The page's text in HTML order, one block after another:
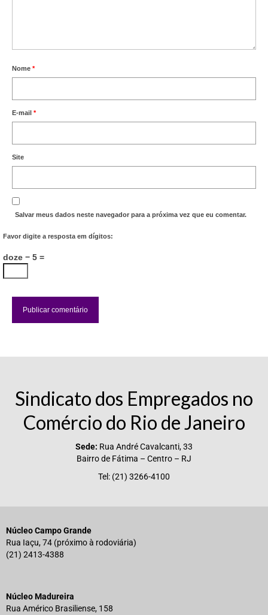
FIQUE POR DENTRO
Vídeos
Publicações
Editais
EMPRESAS
COMUNICAÇÃO
Nome *
E-mail *
Site
Salvar meus dados neste navegador para a próxima vez que eu comentar.
Favor digite a resposta em dígitos:
doze − 5 =
Sindicato dos Empregados no
Comércio do Rio de Janeiro
Sede: Rua André Cavalcanti, 33
Bairro de Fátima – Centro – RJ
Tel: (21) 3266-4100
Núcleo Campo Grande
Rua Iaçu, 74 (próximo à rodoviária)
(21) 2413-4388
Núcleo Madureira
Rua Américo Brasiliense, 158